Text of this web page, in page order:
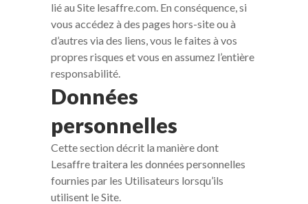
lié au Site lesaffre.com. En conséquence, si
vous accédez à des pages hors-site ou à
d’autres via des liens, vous le faites à vos
propres risques et vous en assumez l’entière
responsabilité.
Données
personnelles
Cette section décrit la manière dont
Lesaffre traitera les données personnelles
fournies par les Utilisateurs lorsqu’ils
utilisent le Site.